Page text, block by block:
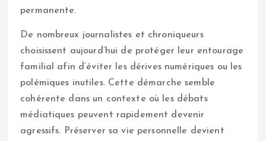
permanente.
De nombreux journalistes et chroniqueurs
choisissent aujourd’hui de protéger leur entourage
familial afin d’éviter les dérives numériques ou les
polémiques inutiles. Cette démarche semble
cohérente dans un contexte où les débats
médiatiques peuvent rapidement devenir
agressifs. Préserver sa vie personnelle devient